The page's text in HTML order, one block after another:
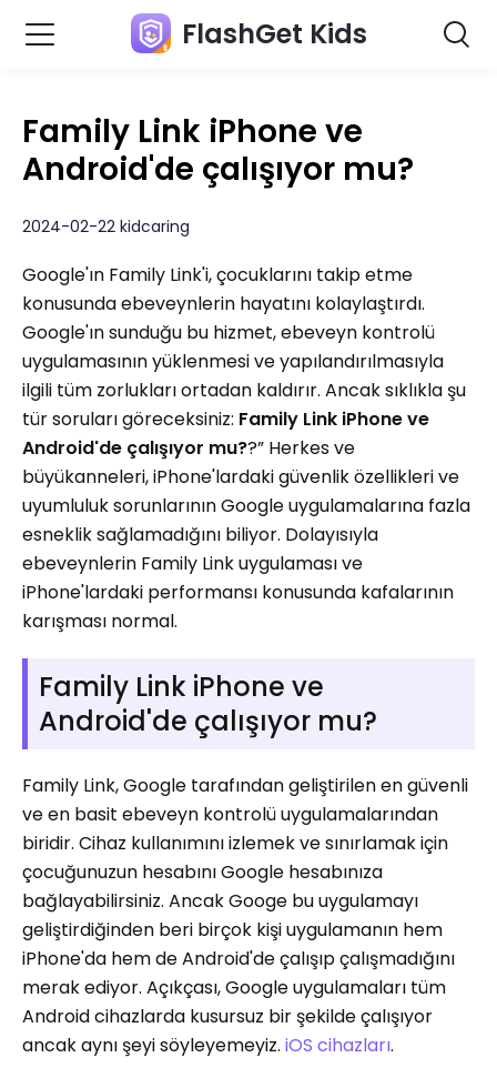
FlashGet Kids
Family Link iPhone ve
Android'de çalışıyor mu?
2024-02-22 kidcaring
Google'ın Family Link'i, çocuklarını takip etme
konusunda ebeveynlerin hayatını kolaylaştırdı.
Google'ın sunduğu bu hizmet, ebeveyn kontrolü
uygulamasının yüklenmesi ve yapılandırılmasıyla
ilgili tüm zorlukları ortadan kaldırır. Ancak sıklıkla şu
tür soruları göreceksiniz: Family Link iPhone ve
Android'de çalışıyor mu??” Herkes ve
büyükanneleri, iPhone'lardaki güvenlik özellikleri ve
uyumluluk sorunlarının Google uygulamalarına fazla
esneklik sağlamadığını biliyor. Dolayısıyla
ebeveynlerin Family Link uygulaması ve
iPhone'lardaki performansı konusunda kafalarının
karışması normal.
Family Link iPhone ve
Android'de çalışıyor mu?
Family Link, Google tarafından geliştirilen en güvenli
ve en basit ebeveyn kontrolü uygulamalarından
biridir. Cihaz kullanımını izlemek ve sınırlamak için
çocuğunuzun hesabını Google hesabınıza
bağlayabilirsiniz. Ancak Googe bu uygulamayı
geliştirdiğinden beri birçok kişi uygulamanın hem
iPhone'da hem de Android'de çalışıp çalışmadığını
merak ediyor. Açıkçası, Google uygulamaları tüm
Android cihazlarda kusursuz bir şekilde çalışıyor
ancak aynı şeyi söyleyemeyiz. iOS cihazları.